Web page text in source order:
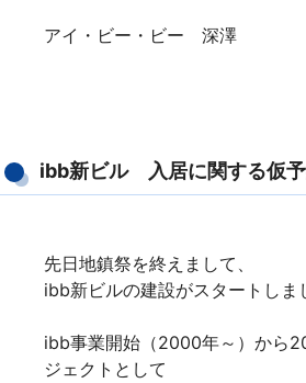
アイ・ビー・ビー 深澤
ibb新ビル 入居に関する仮予
先日地鎮祭を終えまして、
ibb新ビルの建設がスタートしま
ibb事業開始（2000年～）から
ジェクトとして